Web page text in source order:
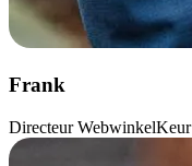
Frank
Directeur WebwinkelKeur